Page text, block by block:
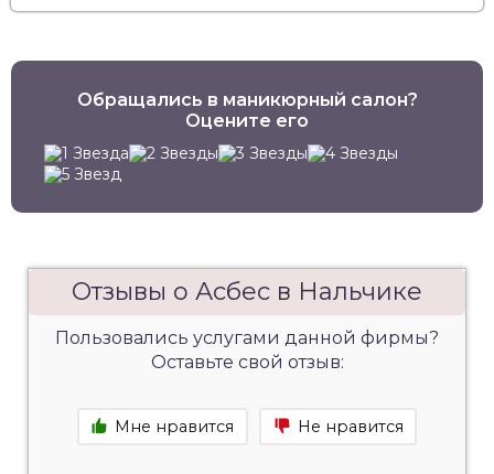
Обращались в маникюрный салон?
Оцените его
Отзывы о Асбес в Нальчике
Пользовались услугами данной фирмы?
Оставьте свой отзыв:
Мне нравится Не нравится